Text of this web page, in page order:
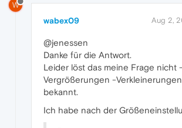
W
wabex09 Aug 2,
@jenessen
Danke für die Antwort.
Leider löst das meine Frage nicht
Vergrößerungen -
bekannt.
Ich habe nach der